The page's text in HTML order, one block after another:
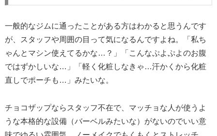
一般的なジムに通ったことがある方はわかると思うんです
が、スタッフや周囲の目って気になるんですよね。「私ち
ゃんとマシン使えてるかな…？」「こんなぷよぷよのお腹
ではずかしいな…」「軽く化粧しなきゃ…汗かくから化粧
直しでポーチも…」みたいな。
チョコザップならスタッフ不在で、マッチョな人が使うよ
うな本格的な設備（バーベルみたいな）がないのでいい意